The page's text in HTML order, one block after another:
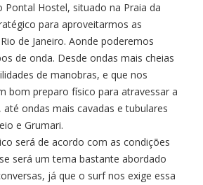
Pontal Hostel, situado na Praia da
para aproveitarmos as
de Janeiro. Aonde poderemos
de onda. Desde ondas mais cheias
de manobras, e que nos
bom preparo físico para atravessar a
ondas mais cavadas e tubulares
e Grumari.
será de acordo com as condições
será um tema bastante abordado
já que o surf nos exige essa